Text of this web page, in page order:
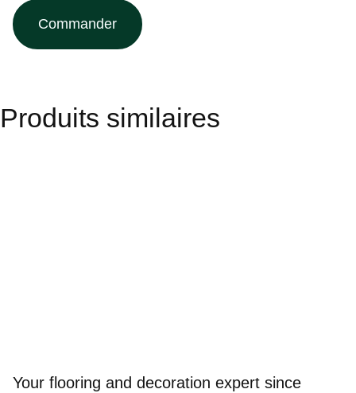
Commander
Produits similaires
Your flooring and decoration expert since